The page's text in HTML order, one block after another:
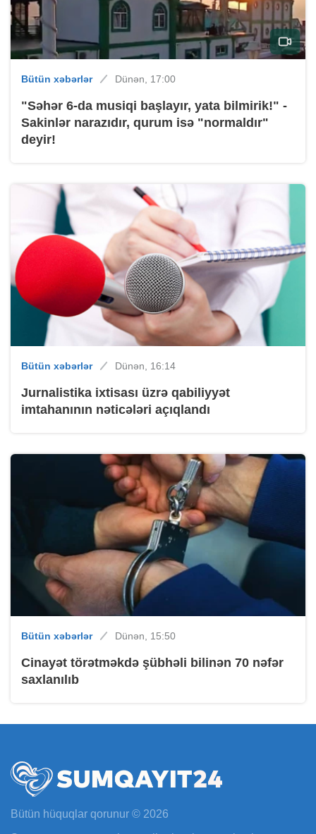
Bütün xəbərlər Dünən, 17:00
"Səhər 6-da musiqi başlayır, yata bilmirik!" -
Sakinlər narazıdır, qurum isə "normaldır"
deyir!
Bütün xəbərlər Dünən, 16:14
Jurnalistika ixtisası üzrə qabiliyyət
imtahanının nəticələri açıqlandı
Bütün xəbərlər Dünən, 15:50
Cinayət törətməkdə şübhəli bilinən 70 nəfər
saxlanılıb
Bütün hüquqlar qorunur © 2026